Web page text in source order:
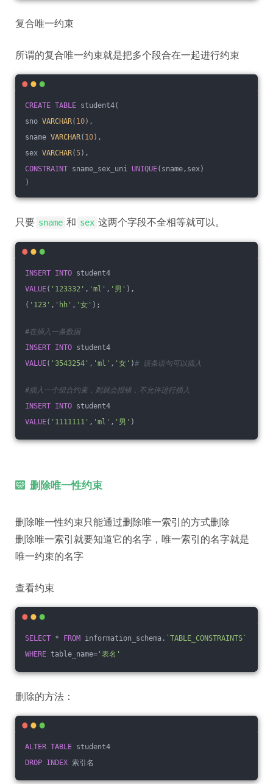
复合唯一约束
所谓的复合唯一约束就是把多个段合在一起进行约束
CREATE TABLE student4(
sno VARCHAR( 10),
sname VARCHAR( 10),
sex VARCHAR(5),
CONSTRAINT sname_sex_uni UNIQUE(sname,sex)
)
只要 sname 和 sex 这两个字段不全相等就可以。
INSERT INTO student4
VALUE( '123332' , 'ml' , '男' ),
( '123' , 'hh' , '女' );
#在插入一条数据
INSERT INTO student4
VALUE( '3543254' , 'ml' , '女' )# 该条语句可以插入
#插入一个组合约束，则就会报错，不允许进行插入
INSERT INTO student4
VALUE( '1111111' , 'ml' , '男' )
删除唯一性约束
删除唯一性约束只能通过删除唯一索引的方式删除
删除唯一索引就要知道它的名字，唯一索引的名字就是
唯一约束的名字
查看约束
SELECT * FROM information_schema. `TABLE_CONSTRAINTS`
WHERE table_name= '表名'
删除的方法：
ALTER TABLE student4
DROP INDEX 索引名